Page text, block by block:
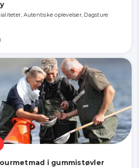
Autentiske oplevelser, Dagsture
i gummistøvler